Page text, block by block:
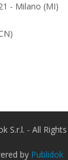
- Milano (MI)
S.r.l. - All
by Publidok